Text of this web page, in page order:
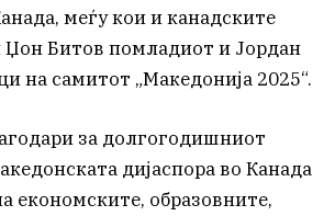
меѓу кои и канадските
Битов помладиот и Јордан
на самитот „Македонија 2025“.
за долгогодишниот
дијаспора во Канада
економските, образовните,